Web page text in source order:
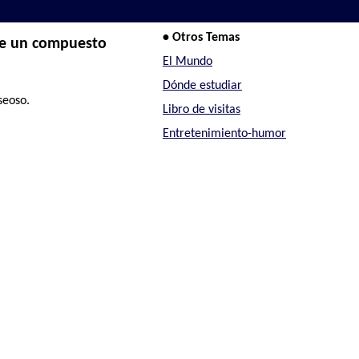
un compuesto
• Otros Temas
El Mundo
Dónde estudiar
Libro de visitas
Entretenimiento-humor